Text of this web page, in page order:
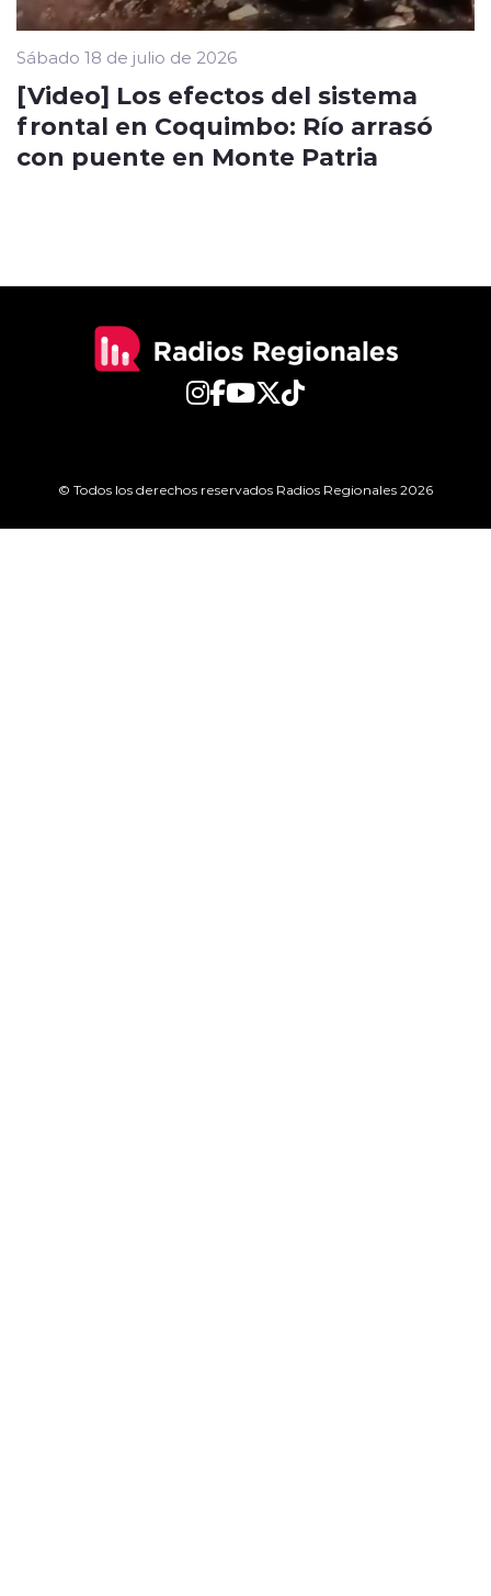
Sábado 18 de julio de 2026
[Video] Los efectos del sistema
frontal en Coquimbo: Río arrasó
con puente en Monte Patria
© Todos los derechos reservados Radios Regionales 2026